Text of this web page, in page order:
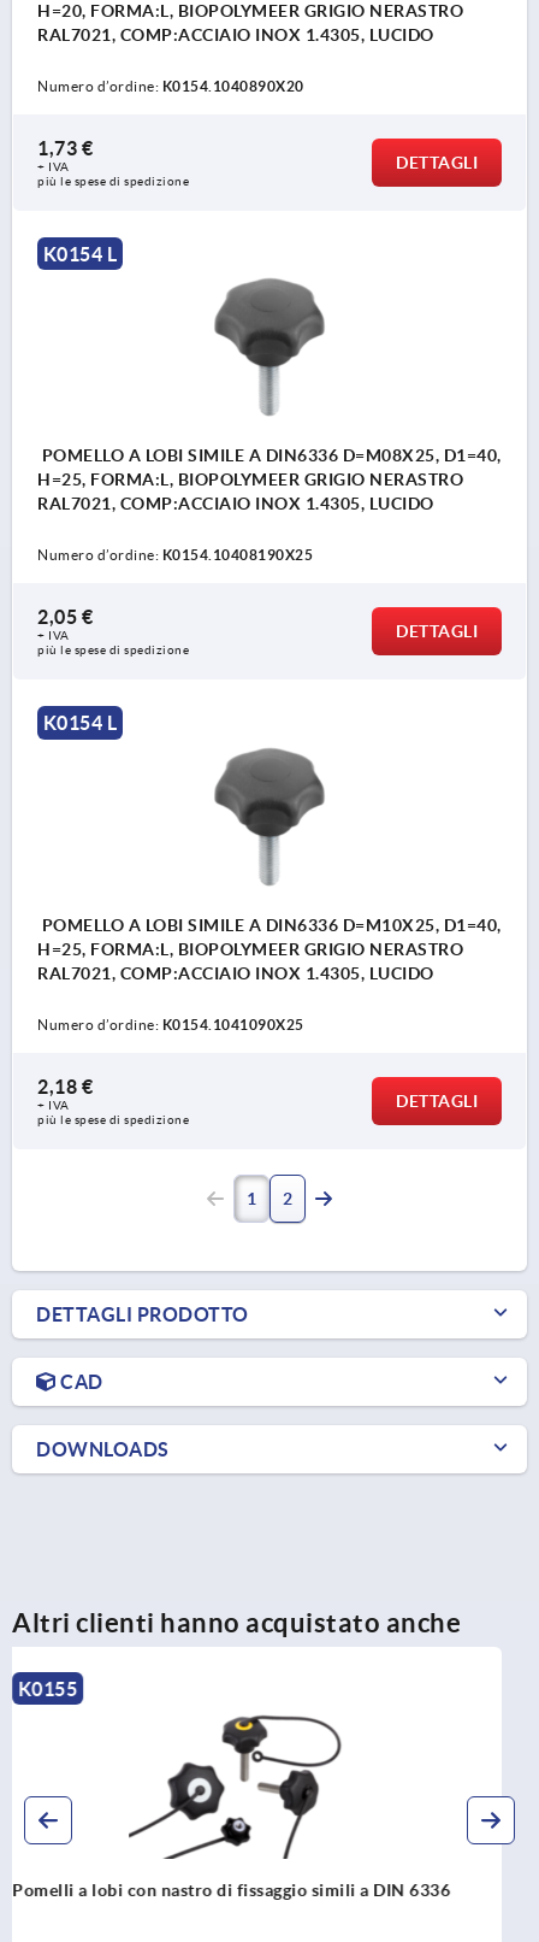
H=20, FORMA:L, BIOPOLYMEER GRIGIO NERASTRO
RAL7021, COMP:ACCIAIO INOX 1.4305, LUCIDO
Numero d’ordine: K0154.1040890X20
1,73 €
+ IVA
più le spese di spedizione
DETTAGLI
K0154 L
POMELLO A LOBI SIMILE A DIN6336 D=M08X25, D1=40,
H=25, FORMA:L, BIOPOLYMEER GRIGIO NERASTRO
RAL7021, COMP:ACCIAIO INOX 1.4305, LUCIDO
Numero d’ordine: K0154.10408190X25
2,05 €
+ IVA
più le spese di spedizione
DETTAGLI
K0154 L
POMELLO A LOBI SIMILE A DIN6336 D=M10X25, D1=40,
H=25, FORMA:L, BIOPOLYMEER GRIGIO NERASTRO
RAL7021, COMP:ACCIAIO INOX 1.4305, LUCIDO
Numero d’ordine: K0154.1041090X25
2,18 €
+ IVA
più le spese di spedizione
DETTAGLI
1 2
DETTAGLI PRODOTTO
CAD
DOWNLOADS
Altri clienti hanno acquistato anche
K0152
Pomelli a lobi simili a DIN 6336